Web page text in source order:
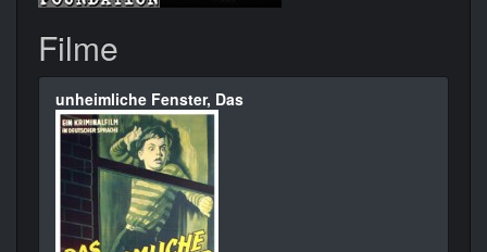
Filme
unheimliche Fenster, Das